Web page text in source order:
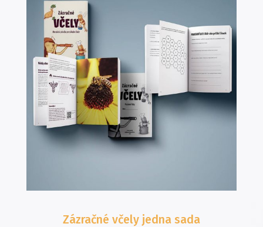
Zázračné včely jedna sada